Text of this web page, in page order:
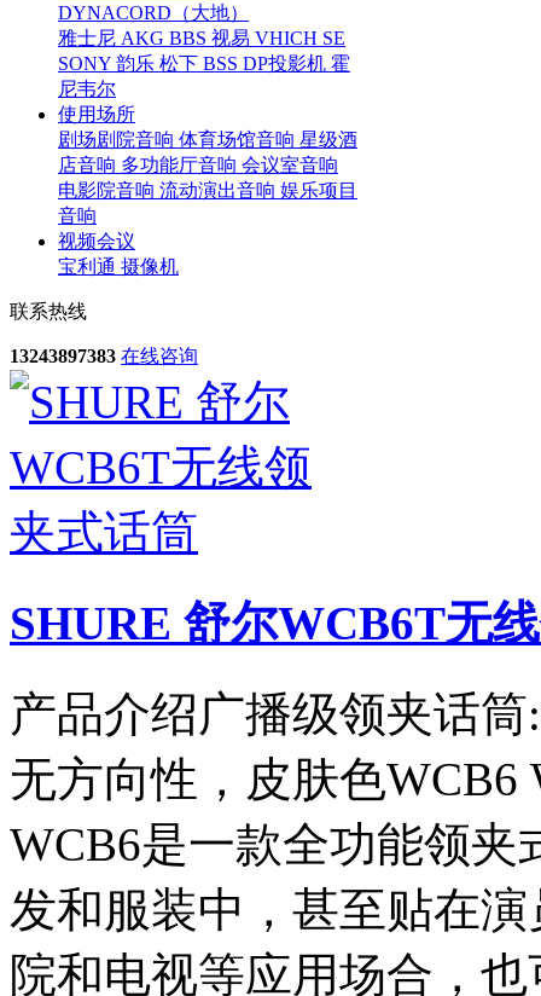
DYNACORD（大地）
雅士尼 AKG BBS 视易 VHICH SE
SONY 韵乐 松下 BSS DP投影机 霍
尼韦尔
使用场所
剧场剧院音响 体育场馆音响 星级酒
店音响 多功能厅音响 会议室音响
电影院音响 流动演出音响 娱乐项目
音响
视频会议
宝利通 摄像机
联系热线
13243897383 在线咨询
SHURE 舒尔WCB6T无
产品介绍广播级领夹话
无方向性，皮肤色WCB6
WCB6是一款全功能领
发和服装中，甚至贴在
院和电视等应用场合，